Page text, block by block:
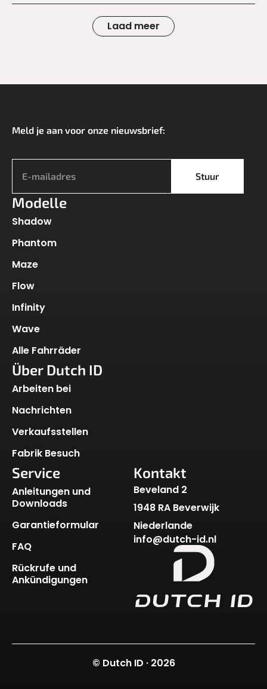
Laad meer
Meld je aan voor onze nieuwsbrief:
Stuur
Modelle
Shadow
Phantom
Maze
Flow
Infinity
Wave
Alle Fahrräder
Über Dutch ID
Arbeiten bei
Nachrichten
Verkaufsstellen
Fabrik Besuch
Service
Anleitungen und
Downloads
Garantieformular
FAQ
Rückrufe und
Ankündigungen
Kontakt
Beveland 2
1948 RA Beverwijk
Niederlande
info@dutch-id.nl
© Dutch ID · 2026